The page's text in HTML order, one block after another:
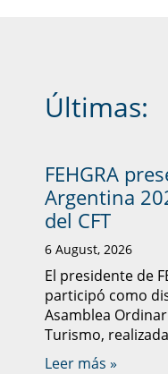
Últimas:
FEHGRA
Argentina
del CFT
6 August, 2026
El presidente de
participó como
Asamblea
Turismo,
Leer más »